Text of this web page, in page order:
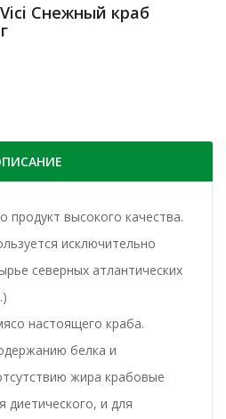
Снежный краб
продукт высокого качества.
исключительно
северных атлантических
настоящего краба.
белка и
жира крабовые
диетического, и для